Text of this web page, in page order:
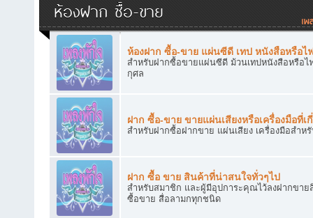
ห้องฝาก ซื้อ-ขาย
ห้องฝาก ซื้อ-ขาย แผ่นซีดี เทป หนังสือหรือไ
สำหรับฝากซื้อขายแผ่นซีดี ม้วนเทปหนังสือหรือไ
กุศล
ฝาก ซื้อ-ขาย ขายแผ่นเสียงหรือเครื่องมือที่เ
สำหรับฝากซื้อฝากขาย แผ่นเสียง เครื่องมือสำหรั
ฝาก ซื้อ ขาย สินค้าที่น่าสนใจทั่วๆไป
สำหรับสมาชิก และผู้มีอุปการะคุณไว้ลงฝากขา
ซื้อขาย สื่อลามกทุกชนิด